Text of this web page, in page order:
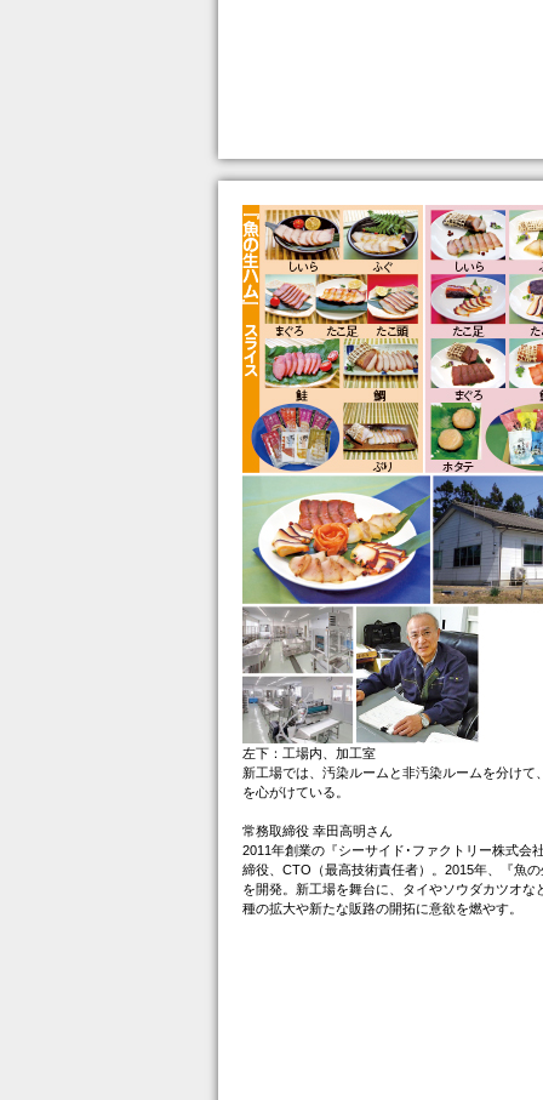
左下：工場内、加工室
新工場では、汚染ルームと非汚染ルームを分けて
を心がけている。
常務取締役 幸田高明さん
2011年創業の『シーサイド･ファクトリー株式会
締役、CTO（最高技術責任者）。2015年、『魚
を開発。新工場を舞台に、タイやソウダカツオな
種の拡大や新たな販路の開拓に意欲を燃やす。